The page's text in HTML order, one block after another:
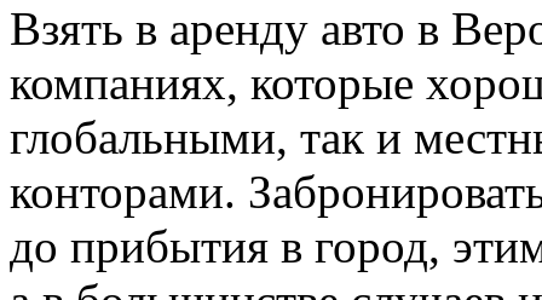
Взять в аренду авто в
компаниях, которые
глобальными, так и
конторами.
до прибытия в город,